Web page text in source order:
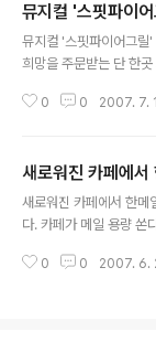
뮤지컬 '스핏파이
뮤지컬 '스핏파이어그릴
희망을 주문받는 단 한
지컬 전문 카페에서도
0 0 2007. 7.
새로워진 카페에서
새로워진 카페에서 한
다. 카페가 메일 용량 쏜
니다! 새로워진 카페의
0 0 2007. 6.